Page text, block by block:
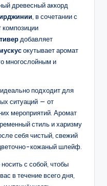
древесный аккорд
, в сочетании с
композиции
добавляет
окутывает аромат
многослойным и
идеально подходит для
ситуаций — от
мероприятий. Аромат
стиль и харизму
себя чистый, свежий
кожаный шлейф.
с собой, чтобы
в течение всего дня,